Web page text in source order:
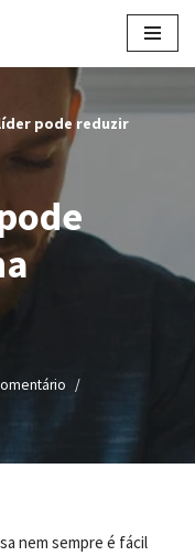
pode reduzir
nem sempre é fácil